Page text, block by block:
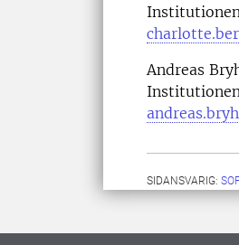
Andreas
SIDANSVARIG: